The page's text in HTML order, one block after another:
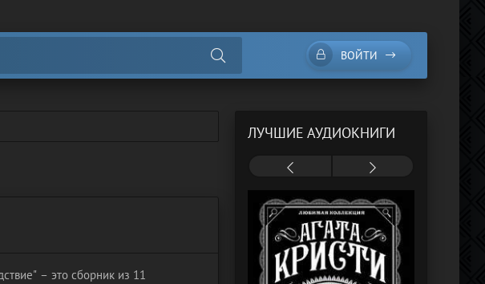
ВОЙТИ
– это сборник из 11
ЛУЧШИЕ АУДИОКНИГИ